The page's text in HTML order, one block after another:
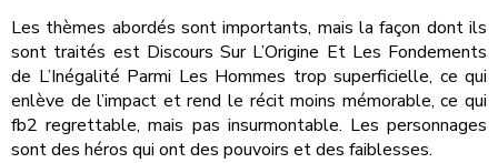
Les thèmes abordés sont importants, mais la façon dont ils
sont traités est Discours Sur L’Origine Et Les Fondements
de L’Inégalité Parmi Les Hommes trop superficielle, ce qui
enlève de l’impact et rend le récit moins mémorable, ce qui
fb2 regrettable, mais pas insurmontable. Les personnages
sont des héros qui ont des pouvoirs et des faiblesses.